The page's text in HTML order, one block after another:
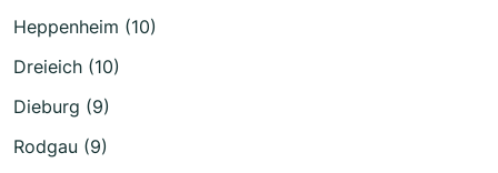
Heppenheim (10)
Dreieich (10)
Dieburg (9)
Rodgau (9)